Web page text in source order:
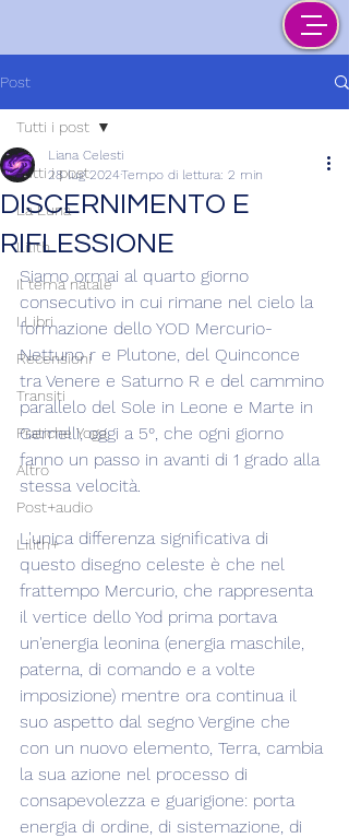
Post
Tutti i post
La Luna
Lilith
Il tema natale
I Libri
Recensioni
Transiti
Pratiche Yoga
Altro
Post+audio
Lilith+
Tutti i post
DISCERNIMENTO E
RIFLESSIONE
Liana Celesti
28 lug 2024Tempo di lettura: 2 min
Siamo ormai al quarto giorno
consecutivo in cui rimane nel cielo la
formazione dello YOD Mercurio-
Nettuno r e Plutone, del Quinconce
tra Venere e Saturno R e del cammino
parallelo del Sole in Leone e Marte in
Gemelli, oggi a 5°, che ogni giorno
fanno un passo in avanti di 1 grado alla
stessa velocità.
L'unica differenza significativa di
questo disegno celeste è che nel
frattempo Mercurio, che rappresenta
il vertice dello Yod prima portava
un'energia leonina (energia maschile,
paterna, di comando e a volte
imposizione) mentre ora continua il
suo aspetto dal segno Vergine che
con un nuovo elemento, Terra, cambia
la sua azione nel processo di
consapevolezza e guarigione: porta
energia di ordine, di sistemazione, di